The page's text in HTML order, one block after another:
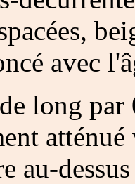
avec
long
au-